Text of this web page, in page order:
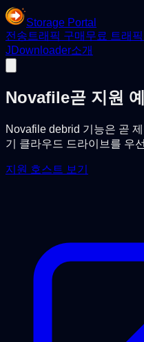
Storage Portal
전송 트래픽 구매 무료 트래픽
JDownloader소개
Novafile곧 지원
Novafile debrid 기능은 곧
기 클라우드 드라이브를 우
지원 호스트 보기